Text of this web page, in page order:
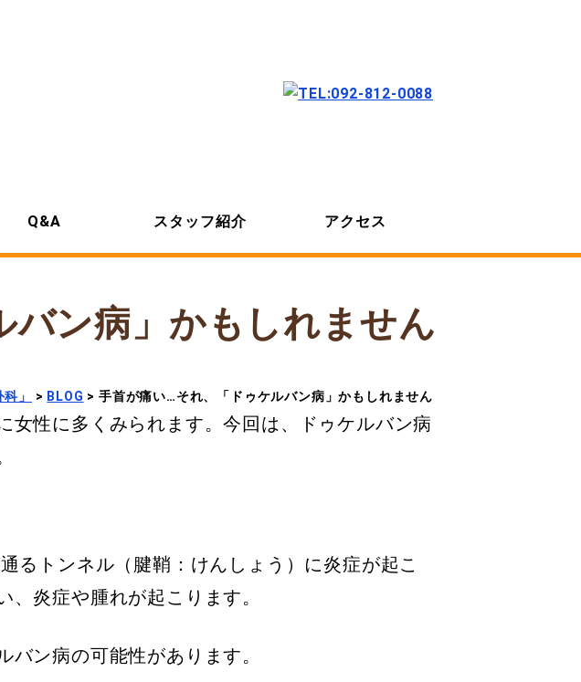
Q&A スタッフ紹介 アクセス
ン病」かもしれません
」 > BLOG > 手首が痛い…それ、「ドゥケルバン病」かもしれません
性に多くみられます。今回は、ドゥケルバン病
るトンネル（腱鞘：けんしょう）に炎症が起こ
炎症や腫れが起こります。
ン病の可能性があります。